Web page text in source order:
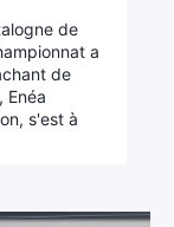
de
a
de
Enéa
s'est à